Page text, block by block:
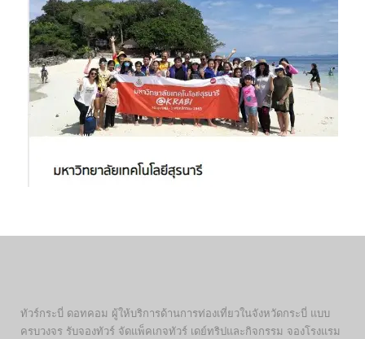
ทัวร์กระบี่ ดอทคอม ผู้ให้บริการด้านการท่องเที่ยวในจังหวัดกระบี่ แบบ
ครบวงจร รับจองทัวร์ จัดแพ็คเกจทัวร์ เดย์ทริปและกิจกรรม จองโรงแรม